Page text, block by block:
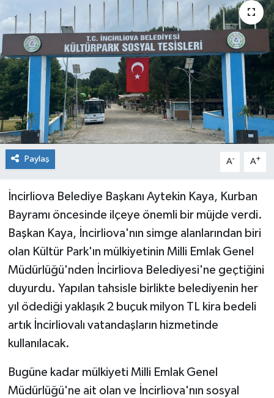
Paylaş A- A+
İncirliova Belediye Başkanı Aytekin Kaya, Kurban
Bayramı öncesinde ilçeye önemli bir müjde verdi.
Başkan Kaya, İncirliova'nın simge alanlarından biri
olan Kültür Park'ın mülkiyetinin Milli Emlak Genel
Müdürlüğü'nden İncirliova Belediyesi'ne geçtiğini
duyurdu. Yapılan tahsisle birlikte belediyenin her
yıl ödediği yaklaşık 2 buçuk milyon TL kira bedeli
artık İncirliovalı vatandaşların hizmetinde
kullanılacak.
Bugüne kadar mülkiyeti Milli Emlak Genel
Müdürlüğü'ne ait olan ve İncirliova'nın sosyal